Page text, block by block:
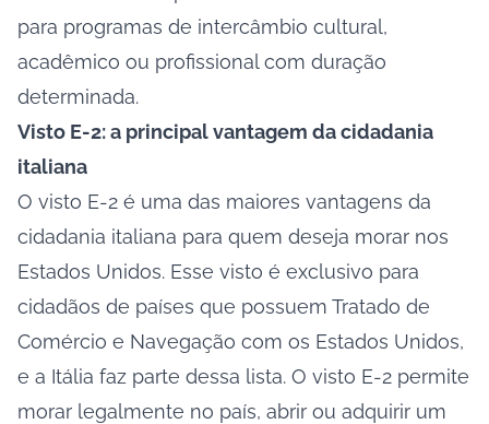
para programas de intercâmbio cultural,
acadêmico ou profissional com duração
determinada.
Visto E-2: a principal vantagem da cidadania
italiana
O visto E-2 é uma das maiores vantagens da
cidadania italiana para quem deseja morar nos
Estados Unidos. Esse visto é exclusivo para
cidadãos de países que possuem Tratado de
Comércio e Navegação com os Estados Unidos,
e a Itália faz parte dessa lista. O visto E-2 permite
morar legalmente no país, abrir ou adquirir um